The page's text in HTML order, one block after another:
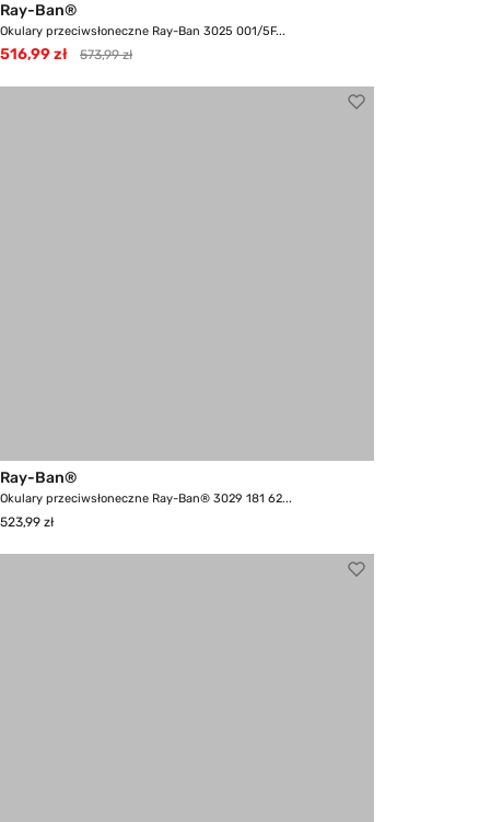
Ray-Ban®
Okulary przeciwsłoneczne Ray-Ban 3025 001/5F...
516,99 zł 573,99 zł
Ray-Ban®
Okulary przeciwsłoneczne Ray-Ban® 3029 181 62...
523,99 zł